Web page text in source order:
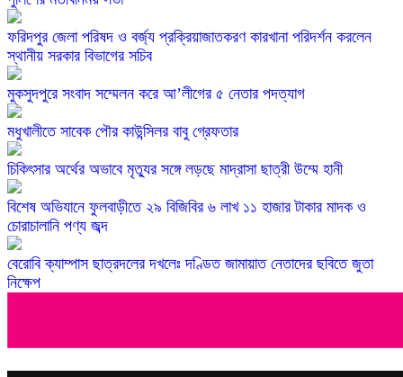
ফরিদপুর জেলা পরিষদ ও বর্জ্য প্রক্রিয়াজাতকরণ কারখানা পরিদর্শন করলেন
স্থানীয় সরকার বিভাগের সচিব
মুকসুদপুরে সংবাদ সম্মেলন করে আ’লীগের ৫ নেতার পদত্যাগ
মধুখালীতে সাবেক পৌর কাউন্সিলর বাবু গ্রেফতার
চিকিৎসার অর্থের অভাবে মৃত্যুর সঙ্গে লড়ছে মাদ্রাসা ছাত্রী উম্মে হানী
বিশেষ অভিযানে ফুলবাড়ীতে ২৯ বিজিবির ৬ লাখ ১১ হাজার টাকার মাদক ও
চোরাচালানি পণ্য জব্দ
বেরোবি ক্যাম্পাস ছাত্রদলের দখলেঃ দণ্ডিত জামায়াত নেতাদের ছবিতে জুতা
নিক্ষেপ